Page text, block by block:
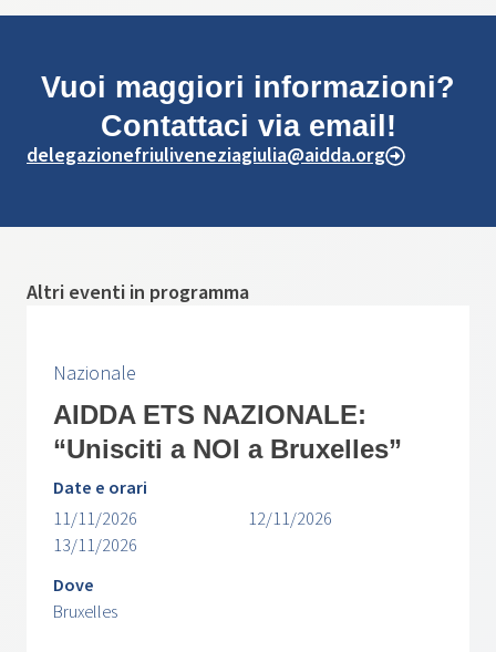
Vuoi maggiori informazioni?
Contattaci via email!
delegazionefriuliveneziagiulia@aidda.org
Altri eventi in programma
Nazionale
AIDDA ETS NAZIONALE:
“Unisciti a NOI a Bruxelles”
Date e orari
11/11/2026
12/11/2026
13/11/2026
Dove
Bruxelles